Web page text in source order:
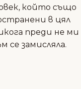
който също
в цял
преди не ми
се замисляла.